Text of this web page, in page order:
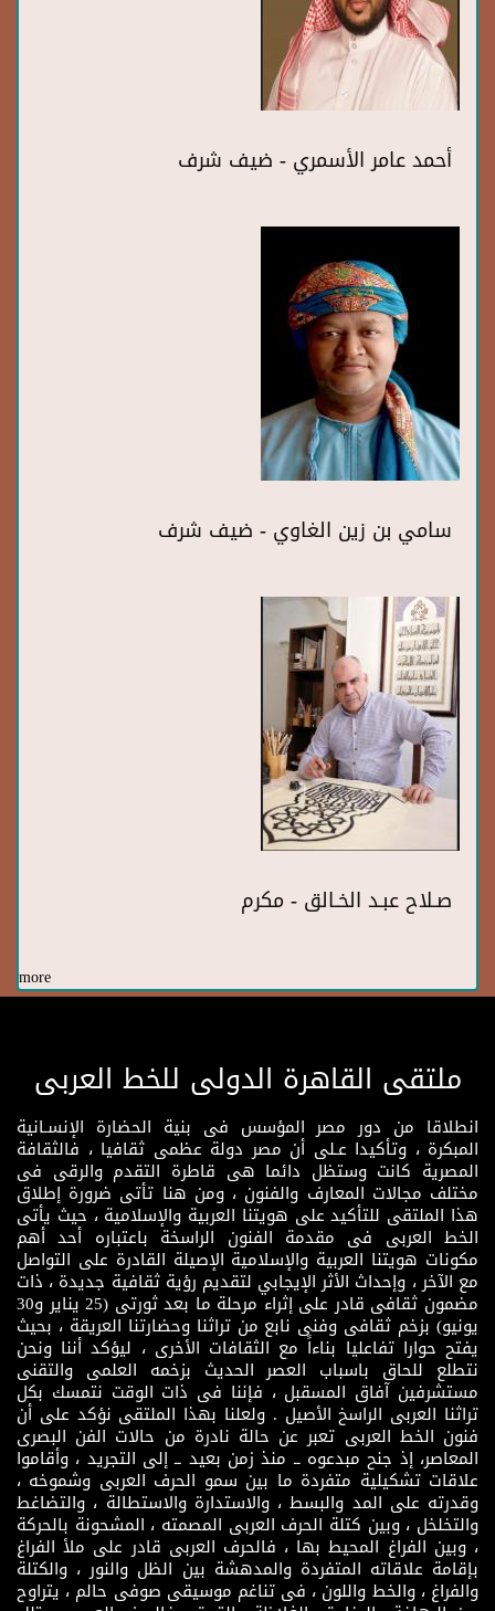
أحمد عامر الأسمري - ضيف شرف
سامي بن زين الغاوي - ضيف شرف
صـلاح عبـد الخـالق - مكرم
more
ملتقى القاهرة الدولى للخط العربى
انطلاقا من دور مصر المؤسس فى بنية الحضارة الإنسـانية
المبكرة ، وتأكيدا عـلى أن مصر دولة عظمى ثقافيا ، فالثقافة
المصرية كانت وستظل دائما هى قاطرة التقدم والرقى فى
مختلف مجالات المعارف والفنون ، ومن هنا تأتى ضرورة إطلاق
هذا الملتقى للتأكيد على هويتنا العربية والإسلامية ، حيث يأتى
الخط العربى فى مقدمة الفنون الراسخة باعتباره أحد أهم
مكونات هويتنا العربية والإسلامية الإصيلة القادرة على التواصل
مع الآخر ، وإحداث الأثر الإيجابي لتقديم رؤية ثقافية جديدة ، ذات
مضمون ثقافى قادر على إثراء مرحلة ما بعد ثورتى (25 يناير و30
يونيو) بزخم ثقافى وفنى نابع من تراثنا وحضارتنا العريقة ، بحيث
يفتح حوارا تفاعليا بناءاً مع الثقافات الأخرى ، ليؤكد أننا ونحن
نتطلع للحاق باسباب العصر الحديث بزخمه العلمى والتقنى
مستشرفين آفاق المسقبل ، فإننا فى ذات الوقت نتمسك بكل
تراثنا العربى الراسخ الأصيل . ولعلنا بهذا الملتقى نؤكد على أن
فنون الخط العربى تعبر عن حالة نادرة من حالات الفن البصرى
المعاصر، إذ جنح مبدعوه ــ منذ زمن بعيد ــ إلى التجريد ، وأقاموا
علاقات تشكيلية متفردة ما بين سمو الحرف العربى وشموخه ،
وقدرته على المد والبسط ، والاستدارة والاستطالة ، والتضاغط
والتخلخل ، وبين كتلة الحرف العربى المصمته ، المشحونة بالحركة
، وبين الفراغ المحيط بها ، فالحرف العربى قادر على ملأ الفراغ
بإقامة علاقاته المتفردة والمدهشة بين الظل والنور ، والكتلة
والفراغ ، والخط واللون ، فى تناغم موسيقى صوفى حالم ، يتراوح